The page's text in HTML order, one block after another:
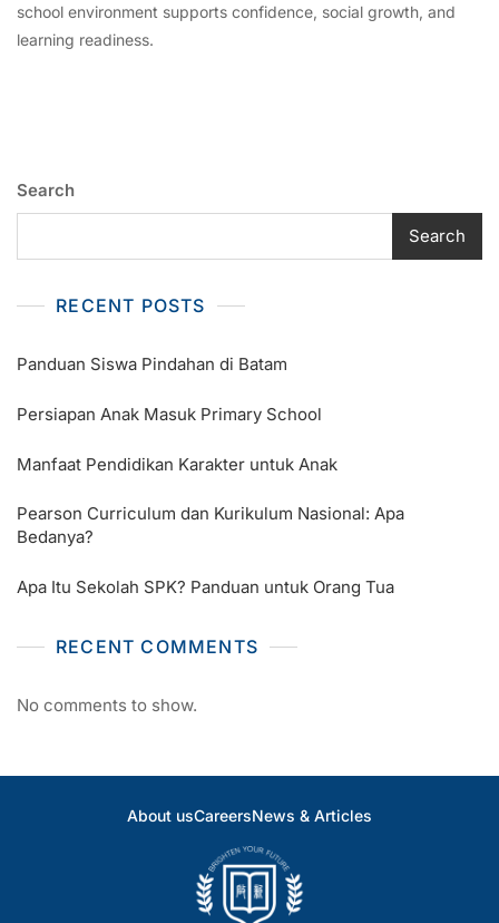
school environment supports confidence, social growth, and
learning readiness.
Search
Search
RECENT POSTS
Panduan Siswa Pindahan di Batam
Persiapan Anak Masuk Primary School
Manfaat Pendidikan Karakter untuk Anak
Pearson Curriculum dan Kurikulum Nasional: Apa
Bedanya?
Apa Itu Sekolah SPK? Panduan untuk Orang Tua
RECENT COMMENTS
No comments to show.
About usCareersNews & Articles